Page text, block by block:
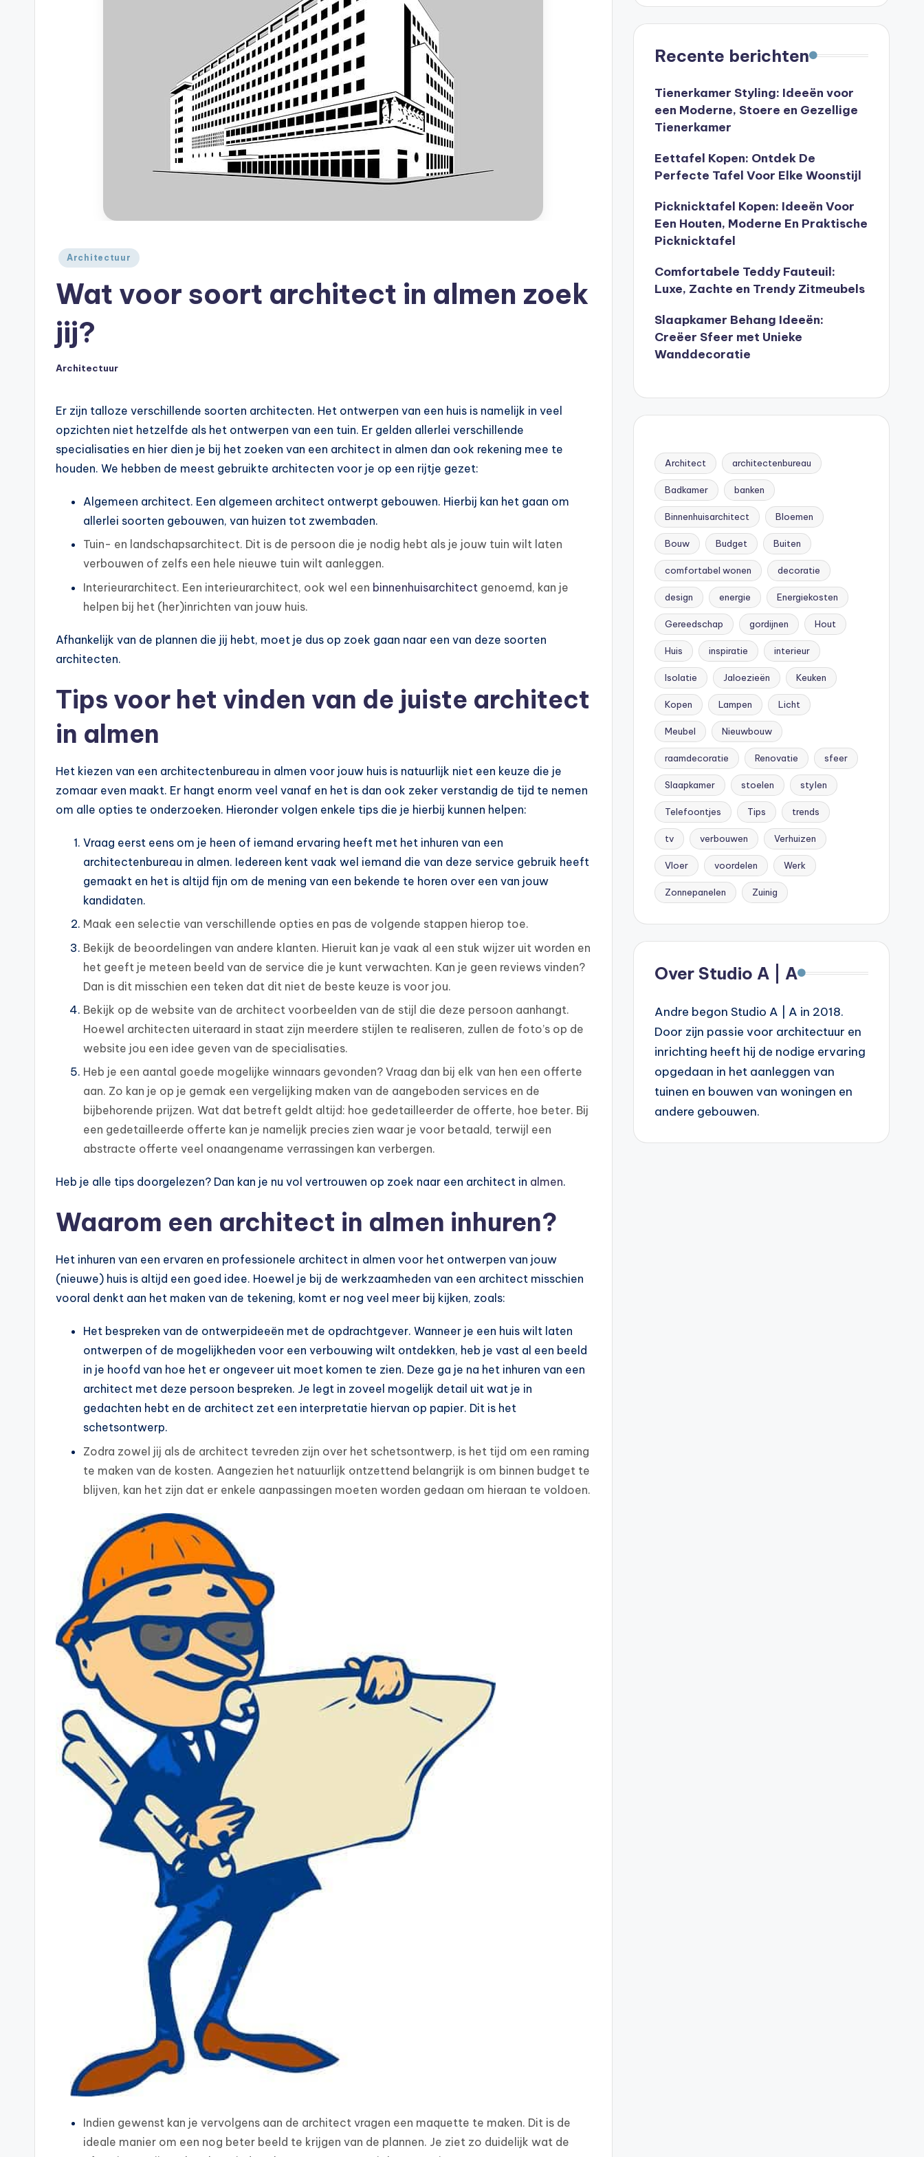
Geplaatst
Architectuur
Wat voor soort architect in almen zoek
jij?
Geplaatst
Architectuur
Er zijn talloze verschillende soorten architecten. Het ontwerpen van een huis is namelijk in veel
opzichten niet hetzelfde als het ontwerpen van een tuin. Er gelden allerlei verschillende
specialisaties en hier dien je bij het zoeken van een architect in almen dan ook rekening mee te
houden. We hebben de meest gebruikte architecten voor je op een rijtje gezet:
Algemeen architect. Een algemeen architect ontwerpt gebouwen. Hierbij kan het gaan om
allerlei soorten gebouwen, van huizen tot zwembaden.
Tuin- en landschapsarchitect. Dit is de persoon die je nodig hebt als je jouw tuin wilt laten
verbouwen of zelfs een hele nieuwe tuin wilt aanleggen.
Interieurarchitect. Een interieurarchitect, ook wel een binnenhuisarchitect genoemd, kan je
helpen bij het (her)inrichten van jouw huis.
Afhankelijk van de plannen die jij hebt, moet je dus op zoek gaan naar een van deze soorten
architecten.
Tips voor het vinden van de juiste architect
in almen
Het kiezen van een architectenbureau in almen voor jouw huis is natuurlijk niet een keuze die je
zomaar even maakt. Er hangt enorm veel vanaf en het is dan ook zeker verstandig de tijd te nemen
om alle opties te onderzoeken. Hieronder volgen enkele tips die je hierbij kunnen helpen:
Vraag eerst eens om je heen of iemand ervaring heeft met het inhuren van een
architectenbureau in almen. Iedereen kent vaak wel iemand die van deze service gebruik heeft
gemaakt en het is altijd fijn om de mening van een bekende te horen over een van jouw
kandidaten.
Maak een selectie van verschillende opties en pas de volgende stappen hierop toe.
Bekijk de beoordelingen van andere klanten. Hieruit kan je vaak al een stuk wijzer uit worden en
het geeft je meteen beeld van de service die je kunt verwachten. Kan je geen reviews vinden?
Dan is dit misschien een teken dat dit niet de beste keuze is voor jou.
Bekijk op de website van de architect voorbeelden van de stijl die deze persoon aanhangt.
Hoewel architecten uiteraard in staat zijn meerdere stijlen te realiseren, zullen de foto’s op de
website jou een idee geven van de specialisaties.
Heb je een aantal goede mogelijke winnaars gevonden? Vraag dan bij elk van hen een offerte
aan. Zo kan je op je gemak een vergelijking maken van de aangeboden services en de
bijbehorende prijzen. Wat dat betreft geldt altijd: hoe gedetailleerder de offerte, hoe beter. Bij
een gedetailleerde offerte kan je namelijk precies zien waar je voor betaald, terwijl een
abstracte offerte veel onaangename verrassingen kan verbergen.
Heb je alle tips doorgelezen? Dan kan je nu vol vertrouwen op zoek naar een architect in almen.
Waarom een architect in almen inhuren?
Het inhuren van een ervaren en professionele architect in almen voor het ontwerpen van jouw
(nieuwe) huis is altijd een goed idee. Hoewel je bij de werkzaamheden van een architect misschien
vooral denkt aan het maken van de tekening, komt er nog veel meer bij kijken, zoals:
Het bespreken van de ontwerpideeën met de opdrachtgever. Wanneer je een huis wilt laten
ontwerpen of de mogelijkheden voor een verbouwing wilt ontdekken, heb je vast al een beeld
in je hoofd van hoe het er ongeveer uit moet komen te zien. Deze ga je na het inhuren van een
architect met deze persoon bespreken. Je legt in zoveel mogelijk detail uit wat je in
gedachten hebt en de architect zet een interpretatie hiervan op papier. Dit is het
schetsontwerp.
Zodra zowel jij als de architect tevreden zijn over het schetsontwerp, is het tijd om een raming
te maken van de kosten. Aangezien het natuurlijk ontzettend belangrijk is om binnen budget te
blijven, kan het zijn dat er enkele aanpassingen moeten worden gedaan om hieraan te voldoen.
Indien gewenst kan je vervolgens aan de architect vragen een maquette te maken. Dit is de
ideale manier om een nog beter beeld te krijgen van de plannen. Je ziet zo duidelijk wat de
Recente berichten
Tienerkamer Styling: Ideeën voor
een Moderne, Stoere en Gezellige
Tienerkamer
Eettafel Kopen: Ontdek De
Perfecte Tafel Voor Elke Woonstijl
Picknicktafel Kopen: Ideeën Voor
Een Houten, Moderne En Praktische
Picknicktafel
Comfortabele Teddy Fauteuil:
Luxe, Zachte en Trendy Zitmeubels
Slaapkamer Behang Ideeën:
Creëer Sfeer met Unieke
Wanddecoratie
Architect architectenbureau
Badkamer banken
Binnenhuisarchitect Bloemen
Bouw Budget Buiten
comfortabel wonen decoratie
design energie Energiekosten
Gereedschap gordijnen Hout
Huis inspiratie interieur
Isolatie Jaloezieën Keuken
Kopen Lampen Licht
Meubel Nieuwbouw
raamdecoratie Renovatie sfeer
Slaapkamer stoelen stylen
Telefoontjes Tips trends
tv verbouwen Verhuizen
Vloer voordelen Werk
Zonnepanelen Zuinig
Over Studio A | A
Andre begon Studio A | A in 2018.
Door zijn passie voor architectuur en
inrichting heeft hij de nodige ervaring
opgedaan in het aanleggen van
tuinen en bouwen van woningen en
andere gebouwen.